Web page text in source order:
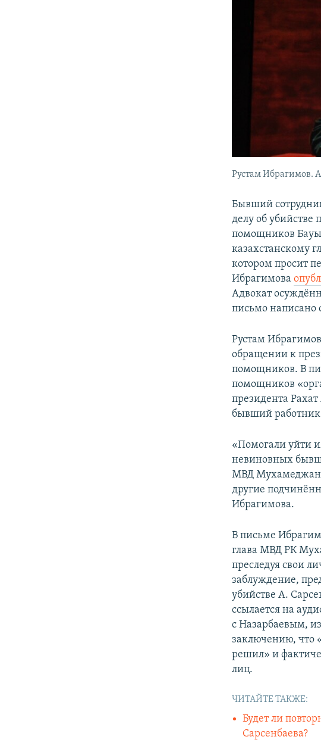
Рустам Ибрагимов.
Бывший
делу об убийстве
помощников
казахстанскому
котором просит
Ибрагимова
Адвокат
письмо написано
Рустам
обращении к
помощников. В
помощников
президента
бывший
«Помогали уйти
невиновных
МВД
другие
Ибрагимова.
В письме
глава МВД РК
преследуя свои
заблуждение,
убийстве А.
ссылается на
с Назарбаевым,
заключению, что
решил» и
лиц.
ЧИТАЙТЕ ТАКЖЕ:
Будет ли
Сарсенбаева?